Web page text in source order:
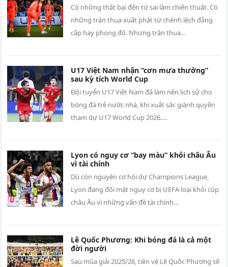
Có những thất bại đến từ sai lầm chiến thuật. Có
những trận thua xuất phát từ chênh lệch đẳng
cấp hay phong độ. Nhưng trận thua…
U17 Việt Nam nhận “cơn mưa thưởng”
sau kỳ tích World Cup
Đội tuyển U17 Việt Nam đã làm nên lịch sử cho
bóng đá trẻ nước nhà, khi xuất sắc giành quyền
tham dự U17 World Cup 2026….
Lyon có nguy cơ “bay màu” khỏi châu Âu
vì tài chính
Dù còn nguyên cơ hội dự Champions League,
Lyon đang đối mặt nguy cơ bị UEFA loại khỏi cúp
châu Âu vì những vấn đề tài chính…
Lê Quốc Phương: Khi bóng đá là cả một
đời người
Sau mùa giải 2025/26, tiền vệ Lê Quốc Phương sẽ